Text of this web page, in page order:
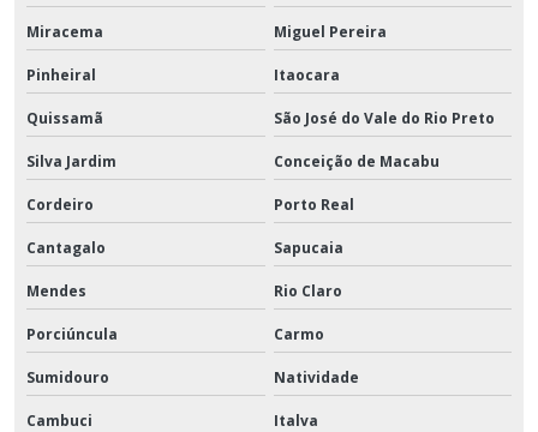
Miracema Miguel Pereira
Pinheiral Itaocara
Quissamã São José do Vale do Rio Preto
Silva Jardim Conceição de Macabu
Cordeiro Porto Real
Cantagalo Sapucaia
Mendes Rio Claro
Porciúncula Carmo
Sumidouro Natividade
Cambuci Italva